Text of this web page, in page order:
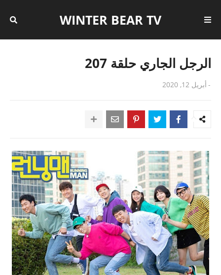
WINTER BEAR TV
الرجل الجاري حلقة 207
- أبريل 12, 2020